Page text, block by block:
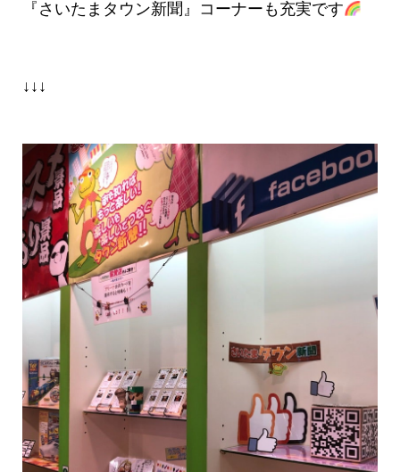
『さいたまタウン新聞』コーナーも充実です
↓↓↓